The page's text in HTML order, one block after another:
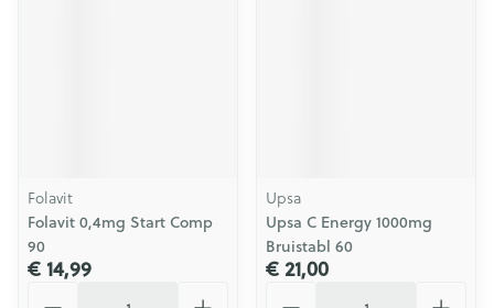
Folavit
Folavit 0,4mg Start Comp
90
€ 14,99
Upsa
Upsa C Energy 1000mg
Bruistabl 60
€ 21,00